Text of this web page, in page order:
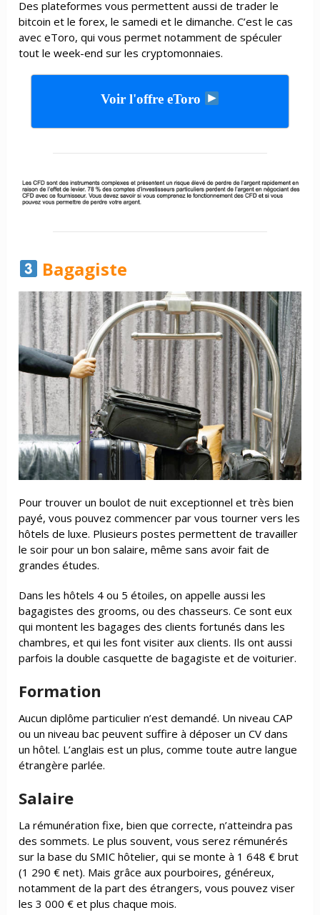
Des plateformes vous permettent aussi de trader le
bitcoin et le forex, le samedi et le dimanche. C’est le cas
avec eToro, qui vous permet notamment de spéculer
tout le week-end sur les cryptomonnaies.
Voir l'offre eToro
Bagagiste
Pourtrouver un boulot de nuit exceptionnel et très bien
payé, vous pouvez commencer par vous tourner vers les
hôtels de luxe. Plusieurs postes permettent de travailler
le soir pour un bon salaire, même sans avoir fait de
grandes études.
Dans les hôtels 4 ou 5 étoiles, on appelle aussi les
bagagistes des grooms, ou des chasseurs. Ce sont eux
qui montent les bagages des clients fortunés dans les
chambres, et qui les font visiter aux clients. Ils ont aussi
parfois la double casquette de bagagiste et de voiturier.
Formation
Aucun diplôme particulier n’est demandé. Un niveau CAP
ou un niveau bac peuvent suffire à déposer un CV dans
un hôtel. L’anglais est un plus, comme toute autre langue
étrangère parlée.
Salaire
La rémunération fixe, bien que correcte, n’atteindra pas
des sommets. Le plus souvent, vous serez rémunérés
sur la base du SMIC hôtelier, qui se monte à 1 648 € brut
(1 290 € net). Mais grâce aux pourboires, généreux,
notamment de la part des étrangers, vous pouvez viser
les 3 000 € et plus chaque mois.